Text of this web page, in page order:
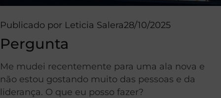
Publicado por Leticia Salera28/10/2025
Pergunta
Me mudei recentemente para uma ala nova e
não estou gostando muito das pessoas e da
liderança. O que eu posso fazer?